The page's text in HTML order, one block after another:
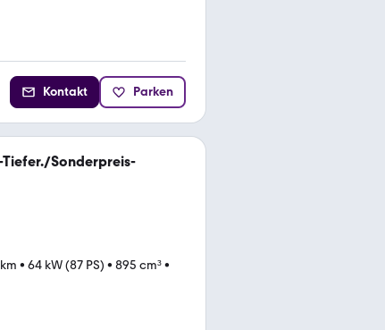
Kontakt Parken
Tiefer./Sonderpreis-
• 64 kW (87 PS) • 895 cm³•